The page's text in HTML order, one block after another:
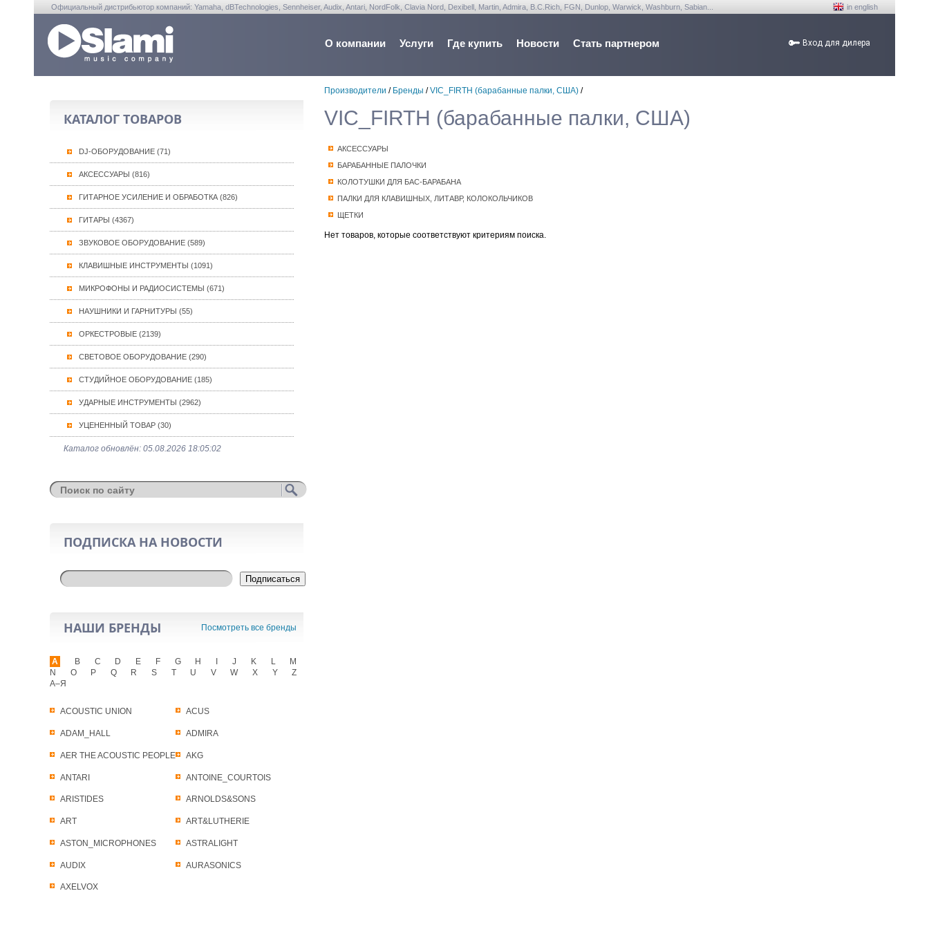
Официальный дистрибьютор компаний: Yamaha, dBTechnologies, Sennheiser, Audix, Antari, NordFolk, Clavia Nord, Dexibell, Martin, Admira, B.C.Rich, FGN, Dunlop, Warwick, Washburn, Sabian... in english
О компании Услуги Где купить Новости Стать партнером Вход для дилера
КАТАЛОГ ТОВАРОВ
DJ-ОБОРУДОВАНИЕ (71)
АКСЕССУАРЫ (816)
ГИТАРНОЕ УСИЛЕНИЕ И ОБРАБОТКА (826)
ГИТАРЫ (4367)
ЗВУКОВОЕ ОБОРУДОВАНИЕ (589)
КЛАВИШНЫЕ ИНСТРУМЕНТЫ (1091)
МИКРОФОНЫ И РАДИОСИСТЕМЫ (671)
НАУШНИКИ И ГАРНИТУРЫ (55)
ОРКЕСТРОВЫЕ (2139)
СВЕТОВОЕ ОБОРУДОВАНИЕ (290)
СТУДИЙНОЕ ОБОРУДОВАНИЕ (185)
УДАРНЫЕ ИНСТРУМЕНТЫ (2962)
УЦЕНЕННЫЙ ТОВАР (30)
Каталог обновлён: 05.08.2026 18:05:02
ПОДПИСКА НА НОВОСТИ
Подписаться
НАШИ БРЕНДЫ Посмотреть все бренды
A
ACOUSTIC UNION ACUS
ADAM_HALL ADMIRA
AER THE ACOUSTIC PEOPLE AKG
ANTARI ANTOINE_COURTOIS
ARISTIDES ARNOLDS&SONS
ART ART&LUTHERIE
ASTON_MICROPHONES ASTRALIGHT
AUDIX AURASONICS
AXELVOX
B C D E F G H J K L
M
N
O P Q R S T U V W X Y
Z
А–Я
Производители / Бренды /VIC_FIRTH (барабанные палки, США) /
VIC_FIRTH (барабанные палки, США)
АКСЕССУАРЫ
БАРАБАННЫЕ ПАЛОЧКИ
КОЛОТУШКИ ДЛЯ БАС-БАРАБАНА
ПАЛКИ ДЛЯ КЛАВИШНЫХ, ЛИТАВР, КОЛОКОЛЬЧИКОВ
ЩЕТКИ
Нет товаров, которые соответствуют критериям поиска.